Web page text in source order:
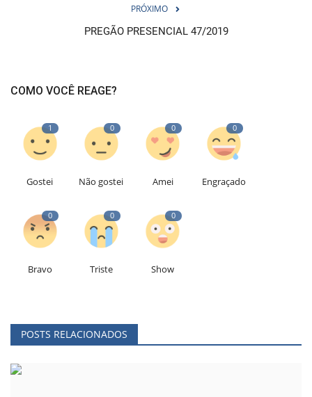
PRÓXIMO
PREGÃO PRESENCIAL 47/2019
COMO VOCÊ REAGE?
1
Gostei
0
Não gostei
0
Amei
0
Engraçado
0
Bravo
0
Triste
0
Show
POSTS RELACIONADOS